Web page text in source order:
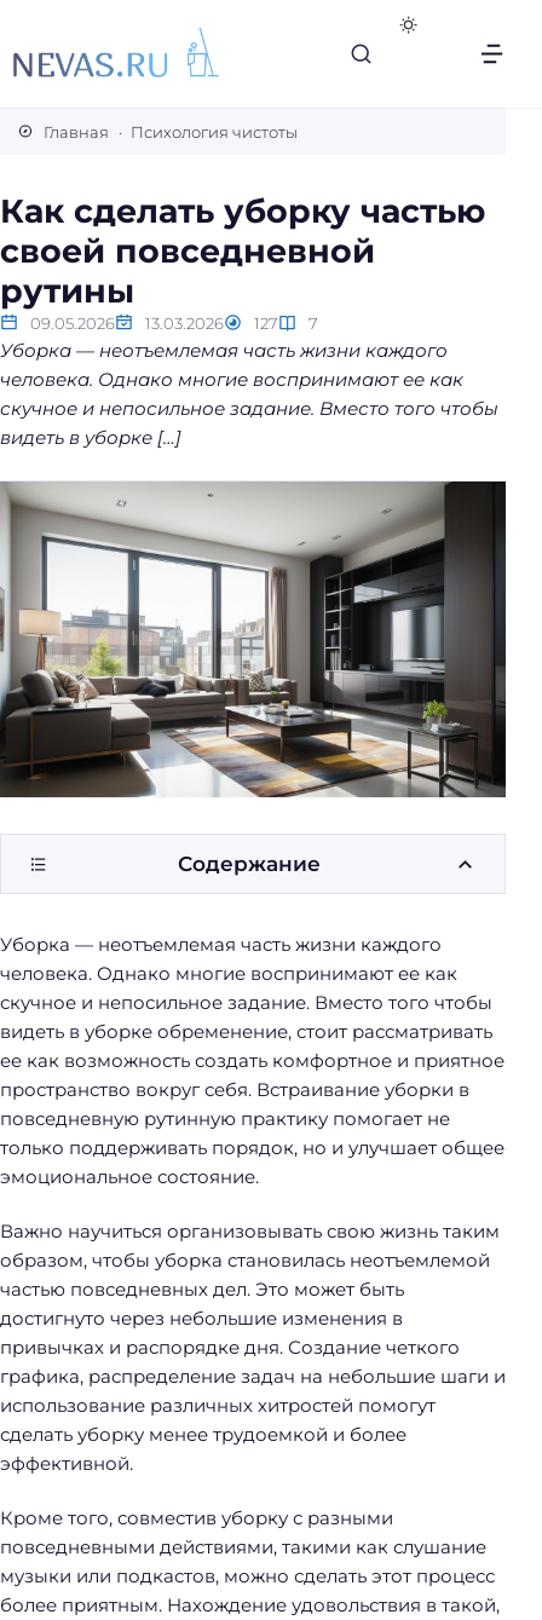
е
к
е
т
ы
л
е
г
к
б
о
р
к
и
Главная Психология чистоты
Как сделать уборку частью
своей повседневной
рутины
09.05.2026 13.03.2026 127 7
Уборка — неотъемлемая часть жизни каждого
человека. Однако многие воспринимают ее как
скучное и непосильное задание. Вместо того чтобы
видеть в уборке […]
Уборка — неотъемлемая часть жизни каждого
человека. Однако многие воспринимают ее как
скучное и непосильное задание. Вместо того чтобы
видеть в уборке обременение, стоит рассматривать
ее как возможность создать комфортное и приятное
пространство вокруг себя. Встраивание уборки в
повседневную рутинную практику помогает не
только поддерживать порядок, но и улучшает общее
эмоциональное состояние.
Важно научиться организовывать свою жизнь таким
образом, чтобы уборка становилась неотъемлемой
частью повседневных дел. Это может быть
достигнуто через небольшие изменения в
привычках и распорядке дня. Создание четкого
графика, распределение задач на небольшие шаги и
использование различных хитростей помогут
сделать уборку менее трудоемкой и более
эффективной.
Кроме того, совместив уборку с разными
повседневными действиями, такими как слушание
музыки или подкастов, можно сделать этот процесс
более приятным. Нахождение удовольствия в такой,
Содержание